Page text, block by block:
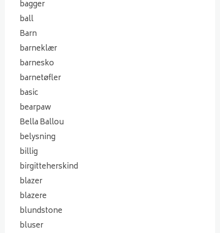
bagger
ball
Barn
barneklær
barnesko
barnetøfler
basic
bearpaw
Bella Ballou
belysning
billig
birgitteherskind
blazer
blazere
blundstone
bluser